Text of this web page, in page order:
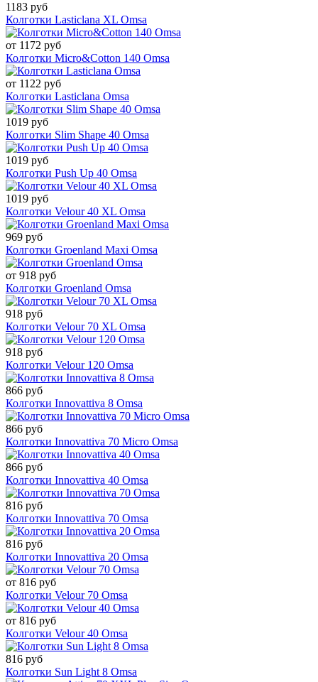
1183 руб
Колготки Lasticlana XL Omsa
от 1172 руб
Колготки Micro&Cotton 140 Omsa
от 1122 руб
Колготки Lasticlana Omsa
1019 руб
Колготки Slim Shape 40 Omsa
1019 руб
Колготки Push Up 40 Omsa
1019 руб
Колготки Velour 40 XL Omsa
969 руб
Колготки Groenland Maxi Omsa
от 918 руб
Колготки Groenland Omsa
918 руб
Колготки Velour 70 XL Omsa
918 руб
Колготки Velour 120 Omsa
866 руб
Колготки Innovattiva 8 Omsa
866 руб
Колготки Innovattiva 70 Micro Omsa
866 руб
Колготки Innovattiva 40 Omsa
816 руб
Колготки Innovattiva 70 Omsa
816 руб
Колготки Innovattiva 20 Omsa
от 816 руб
Колготки Velour 70 Omsa
от 816 руб
Колготки Velour 40 Omsa
816 руб
Колготки Sun Light 8 Omsa